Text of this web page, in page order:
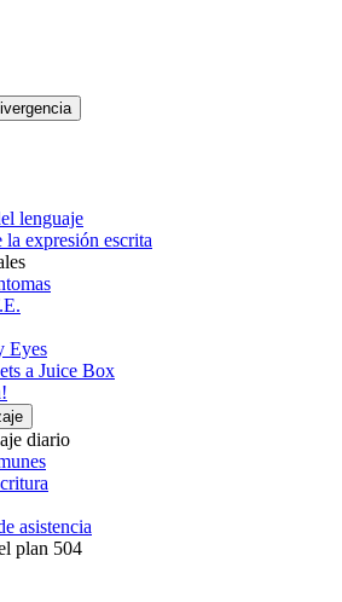
lenguaje
la expresión escrita
Eyes
a Juice Box
diario
asistencia
plan 504